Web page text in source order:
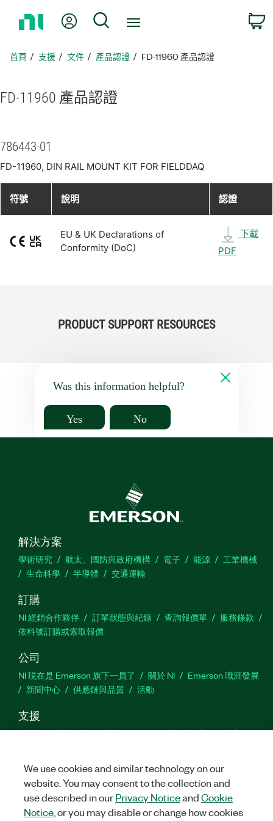
頁
我的帳號 搜尋
首頁 支援 文件 產品認證 FD-11960 產品認證
FD-11960 產品認證
786443-01
FD-11960, DIN RAIL MOUNT KIT FOR FIELDDAQ
符號 說明 認證
EU & UK Declarations of
Conformity (DoC)
下載
PDF
PRODUCT SUPPORT RESOURCES
Was this information helpful?
Yes No
解決方案
學術研究 航太、國防與政府機構 電子 能源
工業機械
生命科學
半導體 交通運輸
訂購
NI 經銷合作夥伴 訂單狀態與紀錄 查詢報價單
服務條款
依料號訂購或索取報價
公司
NI 現在是 Emerson 旗下一員了 關於 NI
Emerson 職涯發展
新聞中心
供應鏈與品質 活動
支援
下載 產品說明書 討論區 啟動產品 提交服務需求
網
TwitterFacebook
We use cookies and similar technology on our
website. You may consent to the collection and
use described in ourPrivacy NoticeandCookie
Notice, or you may disable or change how cookies